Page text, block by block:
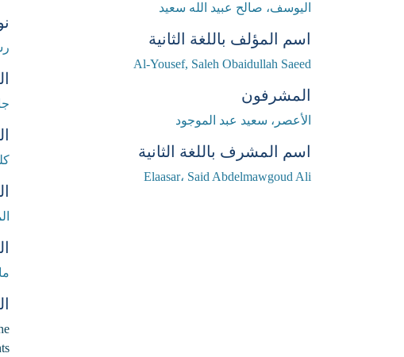
اليوسف، صالح عبيد الله سعيد
اسم المؤلف باللغة الثانية
Al-Yousef, Saleh Obaidullah Saeed
المشرفون
الأعصر، سعيد عبد الموجود
اسم المشرف باللغة الثانية
Elaasar، Said Abdelmawgoud Ali